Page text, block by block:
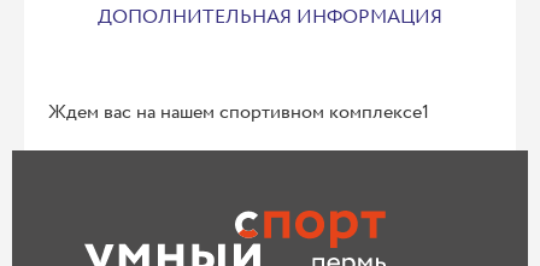
ДОПОЛНИТЕЛЬНАЯ ИНФОРМАЦИЯ
Ждем вас на нашем спортивном комплексе1